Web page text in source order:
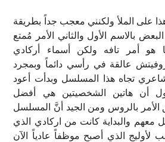
على الملأ ولكنني معجب جداً بطريقة
بالاسم الأول والثاني الأمر مُمتع
هو أمر تافه ولكن أسماء أركادي
عالقة في رأسي دائماً وبمجرد
تجاه هذا المسلسل وبدأت أعود
أن هاتين الشخصيتين هي أفضل
الأمر بالروس ومن الجيد أنَّ المسلسل
معهم والبداية كانت من اركادي الذي
الذي أصبح موظفاً عادياً الآن